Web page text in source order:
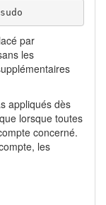
par
les
appliqués dès
lorsque toutes
concerné.
les